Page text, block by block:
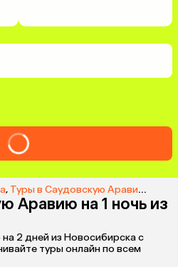
, Туры в Саудовскую Аравию из Новосибирска
Аравию на 1 ночь из
2 дней из Новосибирска с
туры онлайн по всем